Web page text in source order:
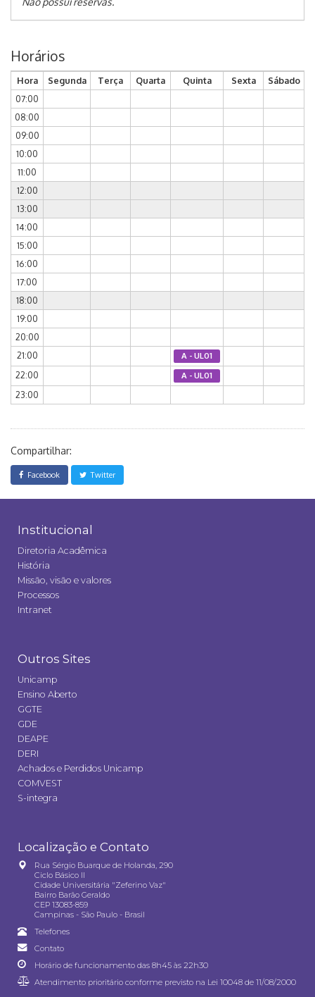
Horários
Hora Segunda Terça Quarta Quinta Sexta
Sábado
07:00
08:00
09:00
10:00
11:00
12:00
13:00
14:00
15:00
16:00
17:00
18:00
19:00
20:00
21:00
A - UL01
22:00 A - UL01
23:00
Compartilhar:
Facebook Twitter
Institucional
Diretoria Acadêmica
História
Missão, visão e valores
Processos
Intranet
Outros Sites
Unicamp
Ensino Aberto
GGTE
GDE
DEAPE
DERI
Achados e Perdidos Unicamp
COMVEST
S-integra
Localização e Contato
Rua Sérgio Buarque de Holanda, 290
Ciclo Básico II
Cidade Universitária "Zeferino Vaz"
Bairro Barão Geraldo
CEP 13083-859
Campinas - São Paulo - Brasil
Telefones
Contato
Horário de funcionamento das 8h45 às 22h30
Atendimento prioritário conforme previsto na Lei 10048 de 11/08/2000